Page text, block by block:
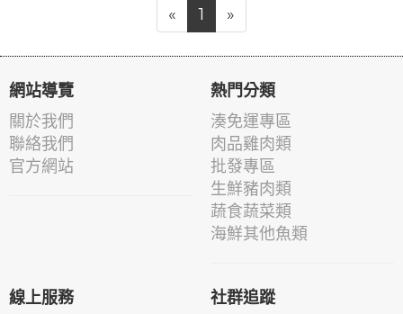
« 1 »
網站導覽
關於我們
聯絡我們
官方網站
熱門分類
湊免運專區
肉品雞肉類
批發專區
生鮮豬肉類
蔬食蔬菜類
海鮮其他魚類
線上服務 社群追蹤